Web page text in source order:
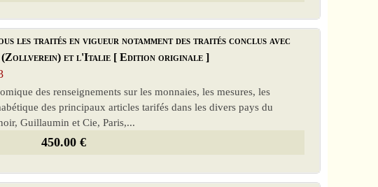
les traités en vigueur notamment des traités conclus avec
et l'Italie [ Edition originale ]
des renseignements sur les monnaies, les mesures, les
des principaux articles tarifés dans les divers pays du
Guillaumin et Cie, Paris,...
450.00 €